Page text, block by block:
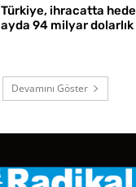
Türkiye, ihracatta
ayda 94 milyar dolarlık
Devamını Göster